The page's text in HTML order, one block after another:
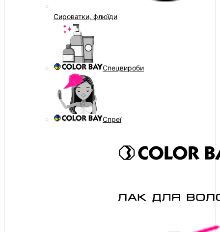
Сироватки, флюїди
Спецвироби
Спреї